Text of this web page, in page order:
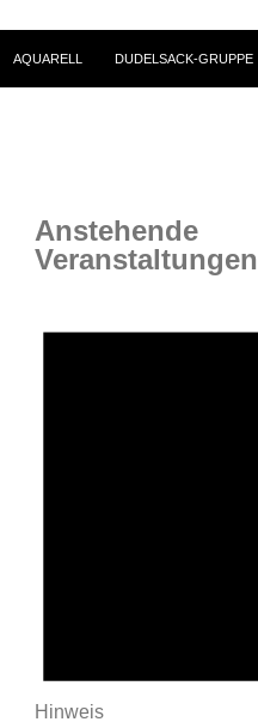
AQUARELL DUDELSACK-GRUPPE
Anstehende
Veranstaltungen
Hinweis